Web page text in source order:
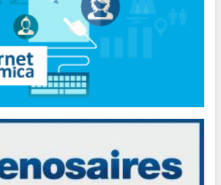
no votaron en las pasadas elecciones deberán
en la Ciudad de Buenos Aires
en la Legislatura de la Ciudad
para casos de trata de personas recibió más de